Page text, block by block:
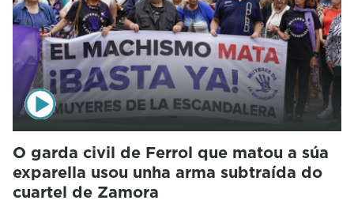
O garda civil de Ferrol que matou a súa
exparella usou unha arma subtraída do
cuartel de Zamora